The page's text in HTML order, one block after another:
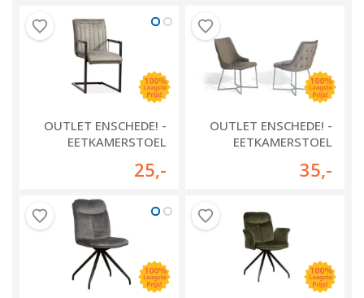
OUTLET ENSCHEDE! -
EETKAMERSTOEL
25,-
OUTLET ENSCHEDE! -
EETKAMERSTOEL
35,-